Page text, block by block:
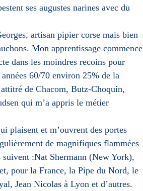
ses augustes narines avec du
artisan pipier corse mais bien
Mon apprentissage commence
dans les moindres recoins pour
60/70 environ 25% de la
de Chacom, Butz-Choquin,
qui m’a appris le métier
plaisent et m’ouvrent des portes
de magnifiques flammées
suivent :Nat Shermann (New York),
pour la France, la Pipe du Nord, le
Jean Nicolas à Lyon et d’autres.